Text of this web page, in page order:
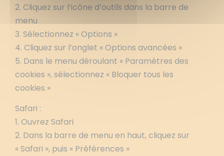
2. Cliquez sur l’icône d’outils dans la barre de
menu
3. Sélectionnez « Options »
4. Cliquez sur l’onglet « Options avancées »
5. Dans le menu déroulant « Paramètres des
cookies », sélectionnez « Bloquer tous les
cookies »
Safari :
1. Ouvrez Safari
2. Dans la barre de menu en haut, cliquez sur
« Safari », puis « Préférences »